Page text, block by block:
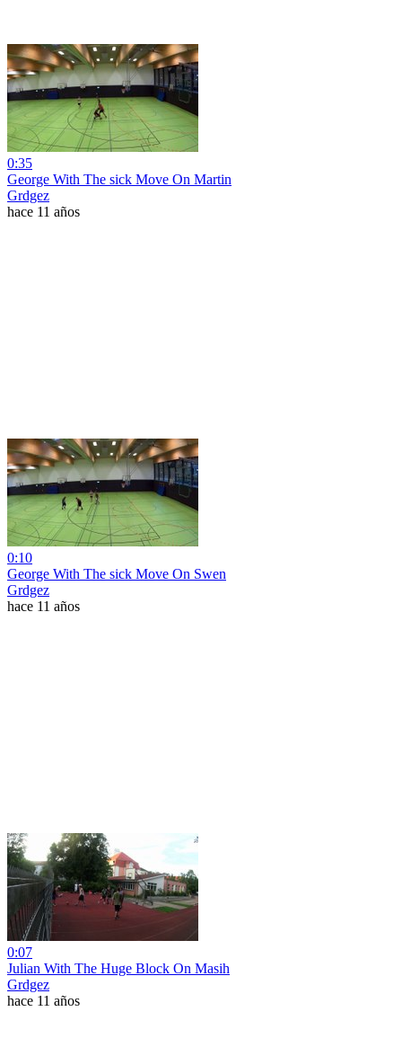
0:35
George With The sick Move On Martin
Grdgez
hace 11 años
0:10
George With The sick Move On Swen
Grdgez
hace 11 años
0:07
Julian With The Huge Block On Masih
Grdgez
hace 11 años